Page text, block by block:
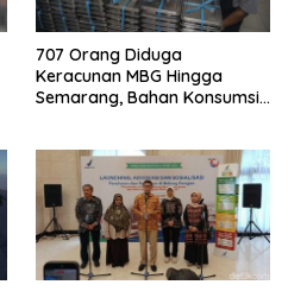
707 Orang Diduga
Keracunan MBG Hingga
Semarang, Bahan Konsumsi